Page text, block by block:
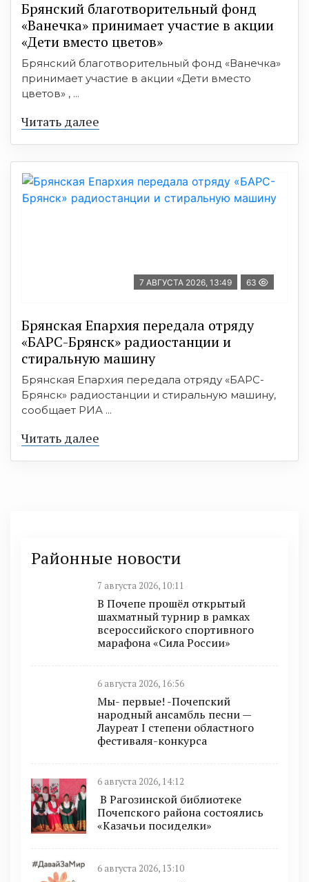
Брянский благотворительный фонд
«Ванечка» принимает участие в акции
«Дети вместо цветов»
Брянский благотворительный фонд «Ванечка»
принимает участие в акции «Дети вместо
цветов» , ...
Читать далее
7 АВГУСТА 2026, 13:49 63
Брянская Епархия передала отряду
«БАРС-Брянск» радиостанции и
стиральную машину
Брянская Епархия передала отряду «БАРС-
Брянск» радиостанции и стиральную машину,
сообщает РИА ...
Читать далее
Районные новости
7 августа 2026, 10:11
В Почепе прошёл открытый
шахматный турнир в рамках
всероссийского спортивного
марафона «Сила России»
6 августа 2026, 16:56
Мы- первые! -Почепский
народный ансамбль песни —
Лауреат I степени областного
фестиваля-конкурса
6 августа 2026, 14:12
В Рагозинской библиотеке
Почепского района состоялись
«Казачьи посиделки»
6 августа 2026, 13:10